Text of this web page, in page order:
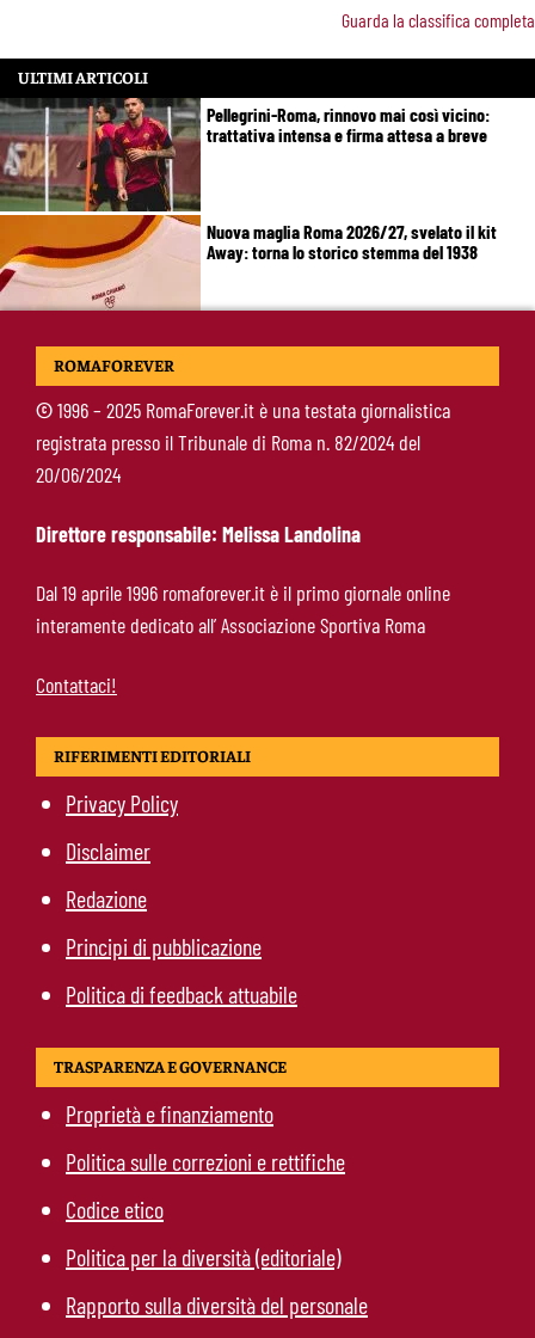
Guarda la classifica completa
ULTIMI ARTICOLI
Pellegrini-Roma, rinnovo mai così vicino:
trattativa intensa e firma attesa a breve
Nuova maglia Roma 2026/27, svelato il kit
Away: torna lo storico stemma del 1938
Alajbegovic, Pjanic svela il ruolo: perché il
Juventus
Calciomercato Roma, Angeliño e Kumbulla ai
saluti: D’Amico accelera per il sostituto sulla
sinistra
ROMAFOREVER
©1996 – 2025 RomaForever.it è una testata giornalistica
registrata presso il Tribunale di Roma n. 82/2024 del
20/06/2024
Direttore responsabile: Melissa Landolina
Dal 19 aprile 1996 romaforever.it è il primo giornale online
interamente dedicato all’ Associazione Sportiva Roma
Contattaci!
RIFERIMENTI EDITORIALI
Privacy Policy
Disclaimer
Redazione
Principi di pubblicazione
Politica di feedback attuabile
TRASPARENZA E GOVERNANCE
Proprietà e finanziamento
Politica sulle correzioni e rettifiche
Codice etico
Politica per la diversità (editoriale)
Rapporto sulla diversità del personale